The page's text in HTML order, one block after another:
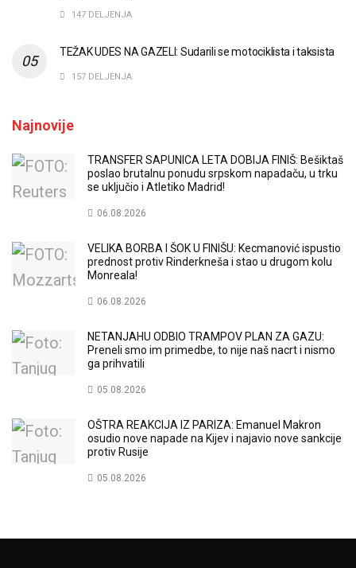
147 DELJENJA
TEŽAK UDES NA GAZELI: Sudarili se motociklista i taksista
157 DELJENJA
Najnovije
TRANSFER SAPUNICA LETA DOBIJA FINIŠ: Bešiktaš
poslao brutalnu ponudu srpskom napadaču, u trku
se uključio i Atletiko Madrid!
06.08.2026
VELIKA BORBA I ŠOK U FINIŠU: Kecmanović ispustio
prednost protiv Rinderkneša i stao u drugom kolu
Monreala!
06.08.2026
NETANJAHU ODBIO TRAMPOV PLAN ZA GAZU:
Preneli smo im primedbe, to nije naš nacrt i nismo
ga prihvatili
05.08.2026
OŠTRA REAKCIJA IZ PARIZA: Emanuel Makron
osudio nove napade na Kijev i najavio nove sankcije
protiv Rusije
05.08.2026